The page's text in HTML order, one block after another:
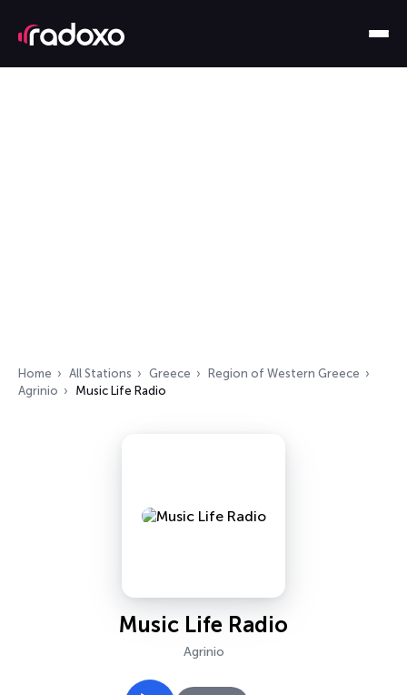
Home All Stations Greece
Region of Western Greece
Agrinio
Music Life Radio
Music Life Radio
Agrinio